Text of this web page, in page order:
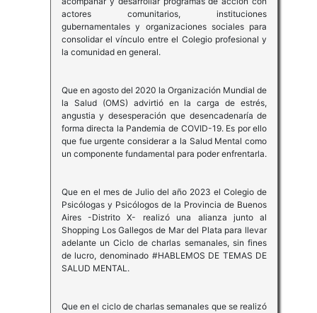
actores comunitarios, instituciones
gubernamentales y organizaciones sociales para
consolidar el vínculo entre el Colegio profesional y
la comunidad en general.
Que en agosto del 2020 la Organización Mundial de
la Salud (OMS) advirtió en la carga de estrés,
angustia y desesperación que desencadenaría de
forma directa la Pandemia de COVID-19. Es por ello
que fue urgente considerar a la Salud Mental como
un componente fundamental para poder enfrentarla.
Que en el mes de Julio del año 2023 el Colegio de
Psicólogas y Psicólogos de la Provincia de Buenos
Aires -Distrito X- realizó una alianza junto al
Shopping Los Gallegos de Mar del Plata para llevar
adelante un Ciclo de charlas semanales, sin fines
de lucro, denominado #HABLEMOS DE TEMAS DE
SALUD MENTAL.
Que en el ciclo de charlas semanales que se realizó